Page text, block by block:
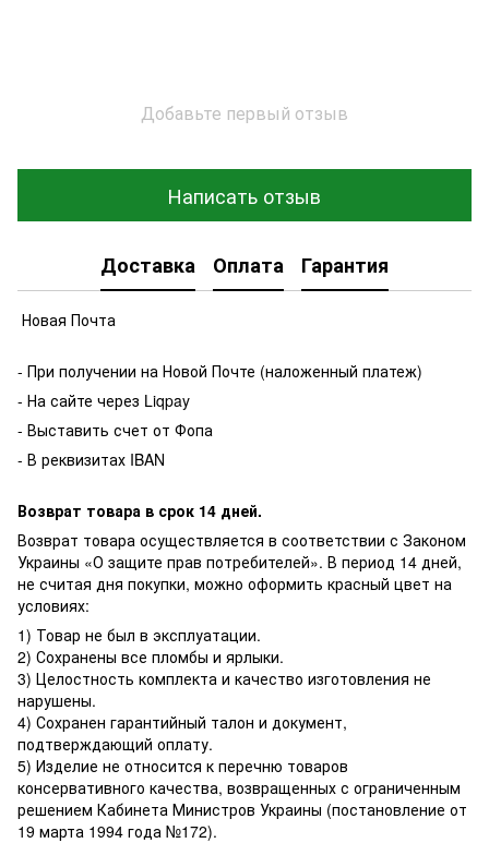
Добавьте первый отзыв
Написать отзыв
Доставка Оплата Гарантия
Новая Почта
- При получении на Новой Почте (наложенный платеж)
- На сайте через Liqpay
- Выставить счет от Фопа
- В реквизитах IBAN
Возврат товара в срок 14 дней.
Возврат товара осуществляется в соответствии с Законом
Украины «О защите прав потребителей». В период 14 дней,
не считая дня покупки, можно оформить красный цвет на
условиях:
1) Товар не был в эксплуатации.
2) Сохранены все пломбы и ярлыки.
3) Целостность комплекта и качество изготовления не
нарушены.
4) Сохранен гарантийный талон и документ,
подтверждающий оплату.
5) Изделие не относится к перечню товаров
консервативного качества, возвращенных с ограниченным
решением Кабинета Министров Украины (постановление от
19 марта 1994 года №172).